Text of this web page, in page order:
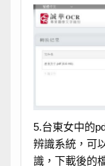
5.台東女中的
辨識系統，可
識，下載後的